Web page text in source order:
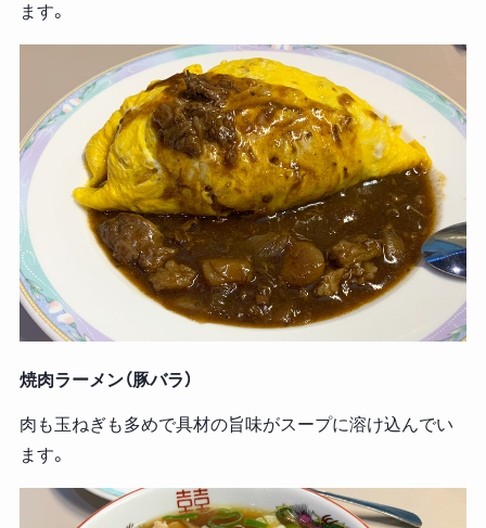
ます。
焼肉ラーメン（豚バラ）
肉も玉ねぎも多めで具材の旨味がスープに溶け込んでい
ます。